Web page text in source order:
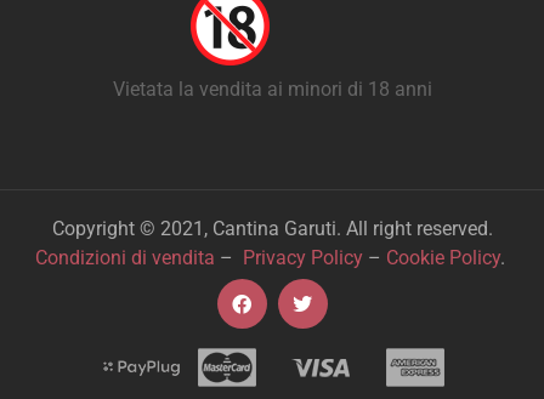
Vietata la vendita ai minori di 18 anni
Copyright © 2021, Cantina Garuti. All right reserved.
Condizioni di vendita – Privacy Policy– Cookie Policy.